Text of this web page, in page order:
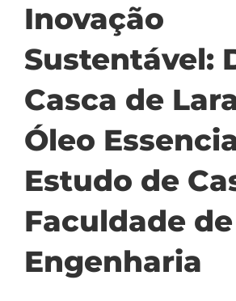
Inovação
Sustentável:
Casca de
Óleo
Estudo de
Faculdade de
Engenharia